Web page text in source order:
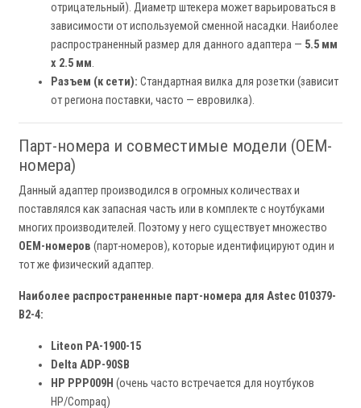
отрицательный). Диаметр штекера может варьироваться в
зависимости от используемой сменной насадки. Наиболее
распространенный размер для данного адаптера — 5.5 мм
x 2.5 мм.
Разъем (к сети): Стандартная вилка для розетки (зависит
от региона поставки, часто — евровилка).
Парт-номера и совместимые модели (OEM-
номера)
Данный адаптер производился в огромных количествах и
поставлялся как запасная часть или в комплекте с ноутбуками
многих производителей. Поэтому у него существует множество
OEM-номеров (парт-номеров), которые идентифицируют один и
тот же физический адаптер.
Наиболее распространенные парт-номера для Astec 010379-
B2-4:
Liteon PA-1900-15
Delta ADP-90SB
HP PPP009H (очень часто встречается для ноутбуков
HP/Compaq)